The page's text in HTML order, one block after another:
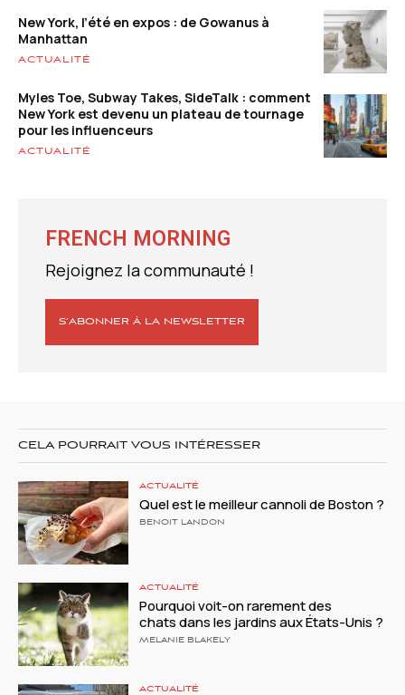
New York, l’été en expos : de Gowanus à
Manhattan
ACTUALITÉ
Myles Toe, Subway Takes, SideTalk : comment
New York est devenu un plateau de tournage
pour les influenceurs
ACTUALITÉ
FRENCH MORNING
Rejoignez la communauté !
S’ABONNER À LA NEWSLETTER
CELA POURRAIT VOUS INTÉRESSER
ACTUALITÉ
Quel est le meilleur cannoli de Boston ?
BENOIT LANDON
ACTUALITÉ
Pourquoi voit-on rarement des
chats dans les jardins aux États-Unis ?
MELANIE BLAKELY
ACTUALITÉ